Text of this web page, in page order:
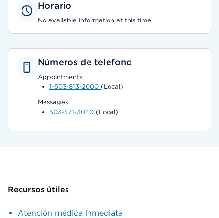
Horario
No available information at this time
Números de teléfono
Appointments
1-503-813-2000 (Local)
Messages
503-571-3040 (Local)
Recursos útiles
Atención médica inmediata